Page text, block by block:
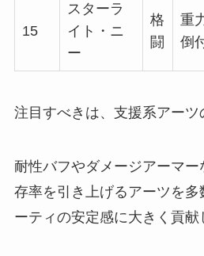
15
スターラ
イト・ニ
ー
格
闘
重
倒
注目すべきは、支援系アーツ
耐性バフやダメージアーマ
存率を引き上げるアーツを
ーティの安定感に大きく貢献